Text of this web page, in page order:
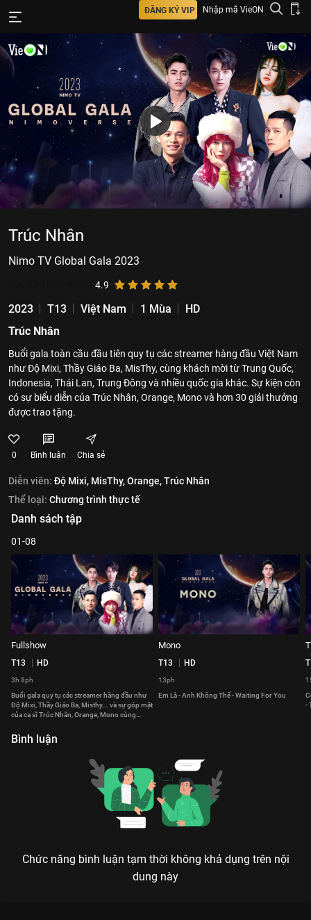
ĐĂNG KÝ VIP Nhập mã VieON
Trúc Nhân
Nimo TV Global Gala 2023
4.9
2023 T13 Việt Nam 1 Mùa
HD
Trúc Nhân
Buổi gala toàn cầu đầu tiên quy tụ các streamer hàng đầu Việt Nam
như Độ Mixi, Thầy Giáo Ba, MisThy, cùng khách mời từ Trung Quốc,
Indonesia, Thái Lan, Trung Đông và nhiều quốc gia khác. Sự kiện còn
có sự biểu diễn của Trúc Nhân, Orange, Mono và hơn 30 giải thưởng
được trao tặng.
0 Bình luận Chia sẻ
Diễn viên: Độ Mixi, MisThy,Orange,Trúc Nhân
Thể loại: Chương trình thực tế
Danh sách tập
01-08
Fullshow
T13 HD
3h 8ph
Buổi gala quy tụ các streamer hàng đầu như
Độ Mixi, Thầy Giáo Ba, Misthy... và sự góp mặt
của ca sĩ Trúc Nhân, Orange, Mono cùng
Mono
T13 HD
13ph
Em Là - Anh Không Thể - Waiting For You
-
Bình luận
Chức năng bình luận tạm thời không khả dụng trên nội
dung này